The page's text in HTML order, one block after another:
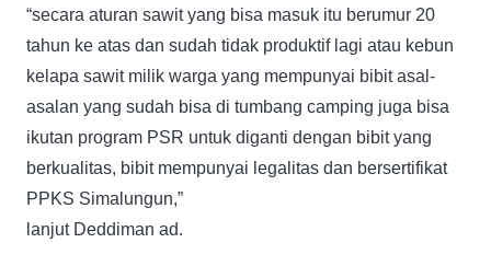
“secara aturan sawit yang bisa masuk itu berumur 20
tahun ke atas dan sudah tidak produktif lagi atau kebun
kelapa sawit milik warga yang mempunyai bibit asal-
asalan yang sudah bisa di tumbang camping juga bisa
ikutan program PSR untuk diganti dengan bibit yang
berkualitas, bibit mempunyai legalitas dan bersertifikat
PPKS Simalungun,”
lanjut Deddiman ad.